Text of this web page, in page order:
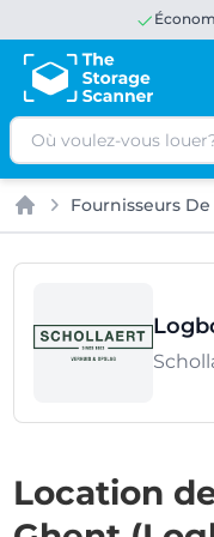
Rechercher
Accueil
Fournisseurs
Location